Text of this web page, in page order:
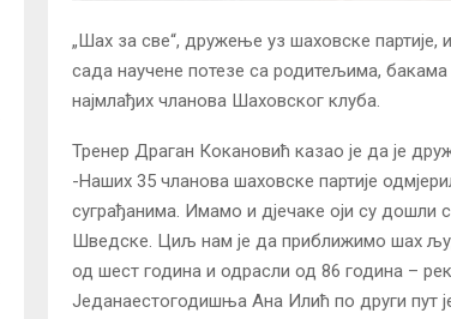
„Шах за све“, дружење уз шаховске партије,
сада научене потезе са родитељима,
најмлађих чланова Шаховског клуба.
Тренер Драган Кокановић казао је да је
-Наших 35 чланова шаховске партије
суграђанима. Имамо и дјечаке оји су дошли
Шведске. Циљ нам је да приближимо шах
од шест година и одрасли од 86 година –
Једанаестогодишња Ана Илић по други пут